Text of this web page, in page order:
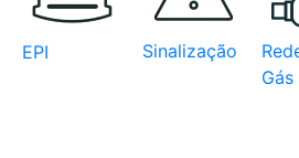
EPI Sinalização
Gás